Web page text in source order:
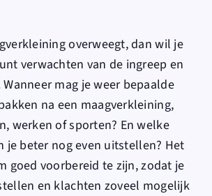
overweegt, dan wil je
verwachten van de ingreep en
mag je weer bepaalde
na een maagverkleining,
werken of sporten? En welke
je beter nog even uitstellen? Het
goed voorbereid te zijn, zodat je
en klachten zoveel mogelijk